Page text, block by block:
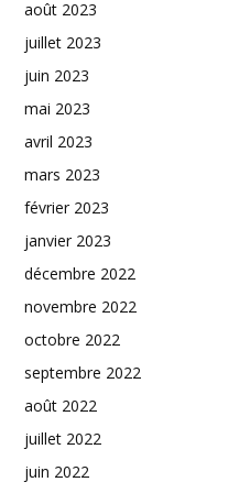
août 2023
juillet 2023
juin 2023
mai 2023
avril 2023
mars 2023
février 2023
janvier 2023
décembre 2022
novembre 2022
octobre 2022
septembre 2022
août 2022
juillet 2022
juin 2022